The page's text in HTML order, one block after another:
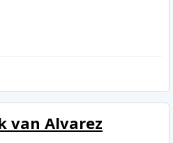
van Alvarez